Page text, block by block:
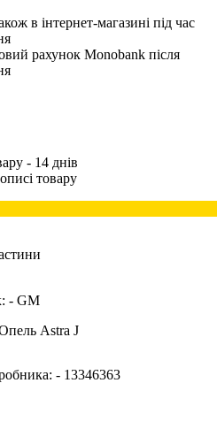
в інтернет-магазині під час
рахунок Monobank після
- 14 днів
товару
- GM
Astra J
- 13346363